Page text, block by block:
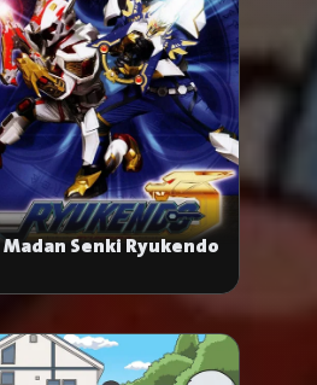
Madan Senki Ryukendo